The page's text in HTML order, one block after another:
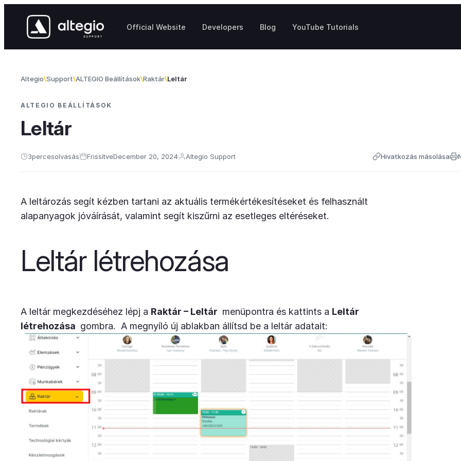
Official Website Developers Blog YouTube Tutorials
Altegio Support ALTEGIO Beállítások Raktár Leltár
ALTEGIO BEÁLLÍTÁSOK
Leltár
3percesolvasás FrissítveDecember 20, 2024 Altegio Support Hivatkozás másolása
A leltározás segít kézben tartani az aktuális termékértékesítéseket és felhasznált
alapanyagok jóváírását, valamint segít kiszűrni az esetleges eltéréseket.
Leltár létrehozása
A leltár megkezdéséhez lépj a Raktár – Leltár menüpontra és kattints a Leltár
létrehozása gombra. A megnyíló új ablakban állítsd be a leltár adatait: